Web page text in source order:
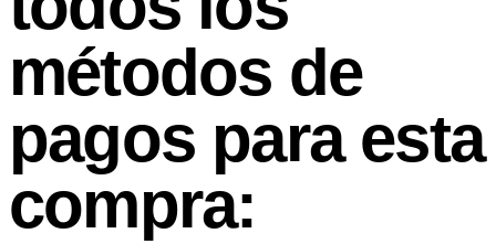
métodos de
pagos para esta
compra: